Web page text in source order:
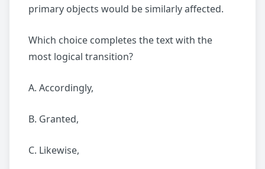
primary objects would be similarly affected.
Which choice completes the text with the
most logical transition?
A. Accordingly,
B. Granted,
C. Likewise,